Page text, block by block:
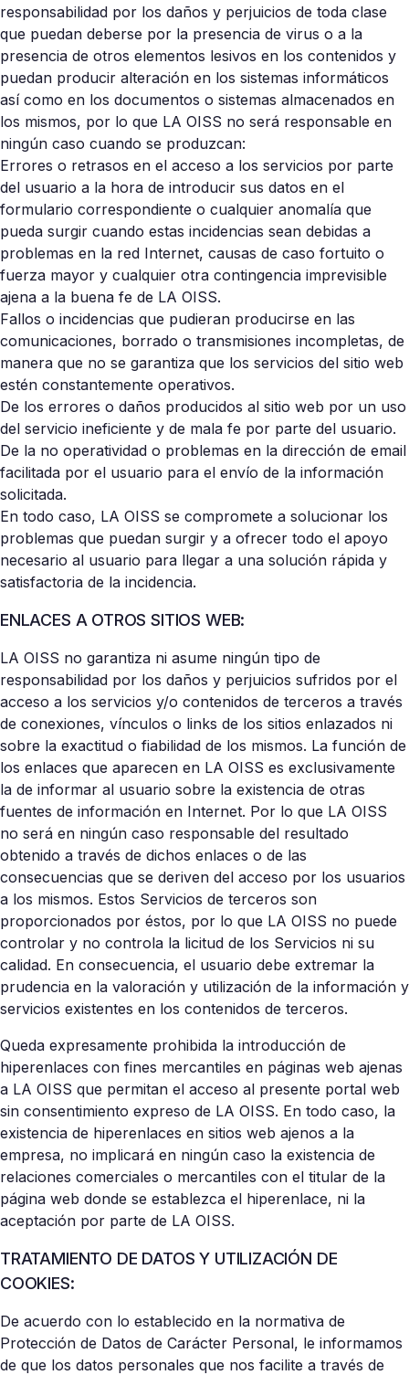
responsabilidad por los daños y perjuicios de toda clase
que puedan deberse por la presencia de virus o a la
presencia de otros elementos lesivos en los contenidos y
puedan producir alteración en los sistemas informáticos
así como en los documentos o sistemas almacenados en
los mismos, por lo que LA OISS no será responsable en
ningún caso cuando se produzcan:
Errores o retrasos en el acceso a los servicios por parte
del usuario a la hora de introducir sus datos en el
formulario correspondiente o cualquier anomalía que
pueda surgir cuando estas incidencias sean debidas a
problemas en la red Internet, causas de caso fortuito o
fuerza mayor y cualquier otra contingencia imprevisible
ajena a la buena fe de LA OISS.
Fallos o incidencias que pudieran producirse en las
comunicaciones, borrado o transmisiones incompletas, de
manera que no se garantiza que los servicios del sitio web
estén constantemente operativos.
De los errores o daños producidos al sitio web por un uso
del servicio ineficiente y de mala fe por parte del usuario.
De la no operatividad o problemas en la dirección de email
facilitada por el usuario para el envío de la información
solicitada.
En todo caso, LA OISS se compromete a solucionar los
problemas que puedan surgir y a ofrecer todo el apoyo
necesario al usuario para llegar a una solución rápida y
satisfactoria de la incidencia.
ENLACES A OTROS SITIOS WEB:
L​A OISS no garantiza ni asume ningún tipo de
responsabilidad por los daños y perjuicios sufridos por el
acceso a los servicios y/o contenidos de terceros a través
de conexiones, vínculos o links de los sitios enlazados ni
sobre la exactitud o fiabilidad de los mismos. La función de
los enlaces que aparecen en LA OISS es exclusivamente
la de informar al usuario sobre la existencia de otras
fuentes de información en Internet. Por lo que LA OISS
no será en ningún caso responsable del resultado
obtenido a través de dichos enlaces o de las
consecuencias que se deriven del acceso por los usuarios
a los mismos. Estos Servicios de terceros son
proporcionados por éstos, por lo que LA OISS no puede
controlar y no controla la licitud de los Servicios ni su
calidad. En consecuencia, el usuario debe extremar la
prudencia en la valoración y utilización de la información y
servicios existentes en los contenidos de terceros.
Queda expresamente prohibida la introducción de
hiperenlaces con fines mercantiles en páginas web ajenas
a LA OISS que permitan el acceso al presente portal web
sin consentimiento expreso de LA OISS. En todo caso, la
existencia de hiperenlaces en sitios web ajenos a la
empresa, no implicará en ningún caso la existencia de
relaciones comerciales o mercantiles con el titular de la
página web donde se establezca el hiperenlace, ni la
aceptación por parte de LA OISS.
TRATAMIENTO DE DATOS Y UTILIZACIÓN DE
COOKIES:
De acuerdo con lo establecido en la normativa de
Protección de Datos de Carácter Personal, le informamos
de que los datos personales que nos facilite a través de